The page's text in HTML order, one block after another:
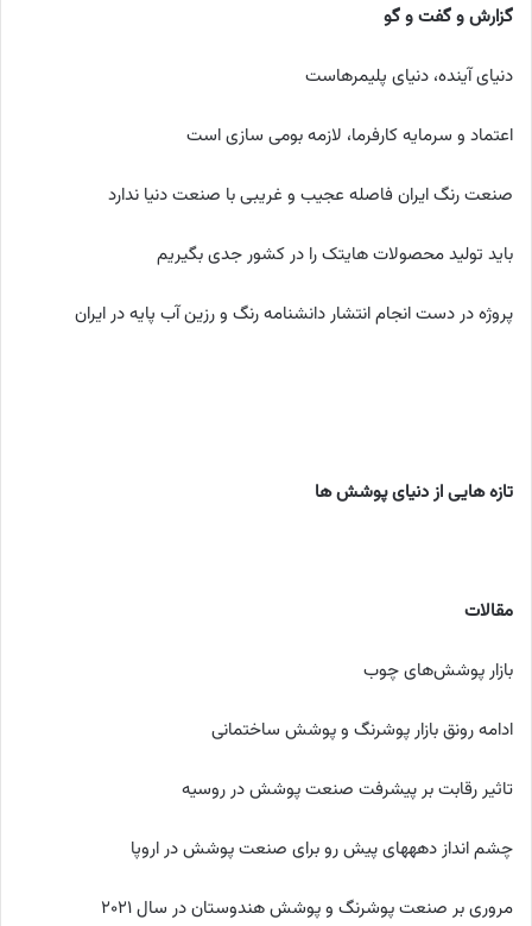
گزارش و گفت و گو
دنیای آینده، دنیای پلیمرهاست
اعتماد و سرمایه کارفرما، لازمه بومی سازی است
صنعت رنگ ایران فاصله عجیب و غریبی با صنعت دنیا ندارد
باید تولید محصولات هایتک را در کشور جدی بگیریم
پروژه در دست انجام انتشار دانشنامه رنگ و رزین آب پایه در ایران
تازه هایی از دنیای پوشش ها
مقالات
بازار پوشش‌های چوب
ادامه رونق بازار پوشرنگ و پوشش ساختمانی
تاثیر رقابت بر پیشرفت صنعت پوشش در روسیه
چشم انداز دهه­های پیش رو برای صنعت پوشش در اروپا
مروری بر صنعت پوشرنگ و پوشش هندوستان در سال 2021